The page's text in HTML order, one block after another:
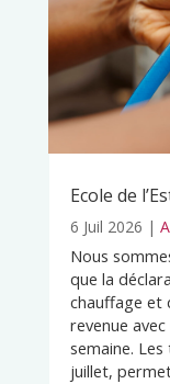
Ecole de
6 Juil 2026 |
Nous
que la
chauffage et
revenue
semaine.
juillet,